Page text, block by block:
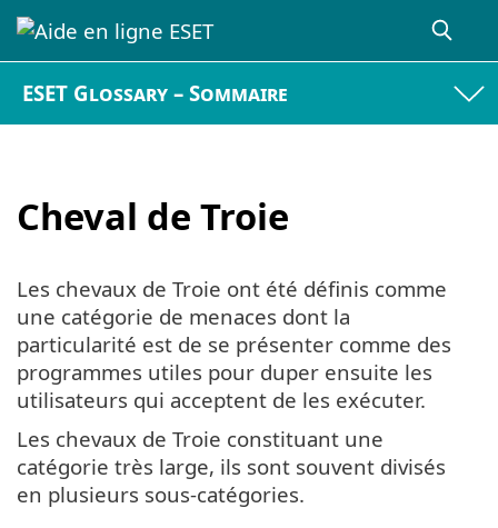
ESET Glossary – Sommaire
Cheval de Troie
Les chevaux de Troie ont été définis comme
une catégorie de menaces dont la
particularité est de se présenter comme des
programmes utiles pour duper ensuite les
utilisateurs qui acceptent de les exécuter.
Les chevaux de Troie constituant une
catégorie très large, ils sont souvent divisés
en plusieurs sous-catégories.